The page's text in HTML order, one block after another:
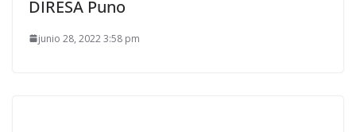
DIRESA Puno
junio 28, 2022 3:58 pm